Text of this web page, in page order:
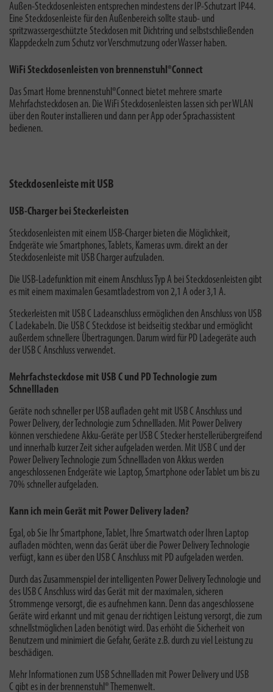
Außen-Steckdosenleisten entsprechen mindestens der IP-Schutzart IP44.
Eine Steckdosenleiste für den Außenbereich sollte staub- und
spritzwassergeschützte Steckdosen mit Dichtring und selbstschließenden
Klappdeckeln zum Schutz vor Verschmutzung oder Wasser haben.
WiFi Steckdosenleisten von brennenstuhl®Connect
Das Smart Home brennenstuhl®Connect bietet mehrere smarte
Mehrfachsteckdosen an. Die WiFi Steckdosenleisten lassen sich per WLAN
über den Router installieren und dann per App oder Sprachassistent
bedienen.
Steckdosenleiste mit USB
USB-Charger bei Steckerleisten
Steckdosenleisten mit einem USB-Charger bieten die Möglichkeit,
Endgeräte wie Smartphones, Tablets, Kameras uvm. direkt an der
Steckdosenleiste mit USB Charger aufzuladen.
Die USB-Ladefunktion mit einem Anschluss Typ A bei Steckdosenleisten gibt
es mit einem maximalen Gesamtladestrom von 2,1 A oder 3,1 A.
Steckerleisten mit USB C Ladeanschluss ermöglichen den Anschluss von USB
C Ladekabeln. Die USB C Steckdose ist beidseitig steckbar und ermöglicht
außerdem schnellere Übertragungen. Darum wird für PD Ladegeräte auch
der USB C Anschluss verwendet.
Mehrfachsteckdose mit USB C und PD Technologie zum
Schnellladen
Geräte noch schneller per USB aufladen geht mit USB C Anschluss und
Power Delivery, der Technologie zum Schnellladen. Mit Power Delivery
können verschiedene Akku-Geräte per USB C Stecker herstellerübergreifend
und innerhalb kurzer Zeit sicher aufgeladen werden. Mit USB C und der
Power Delivery Technologie zum Schnellladen von Akkus werden
angeschlossenen Endgeräte wie Laptop, Smartphone oder Tablet um bis zu
70% schneller aufgeladen.
Kann ich mein Gerät mit Power Delivery laden?
Egal, ob Sie Ihr Smartphone, Tablet, Ihre Smartwatch oder Ihren Laptop
aufladen möchten,wenn das Gerät über die Power Delivery Technologie
verfügt, kann es über den USB C Anschluss mit PD aufgeladen werden.
Durch das Zusammenspiel der intelligenten Power Delivery Technologie und
des USB C Anschluss wird das Gerät mit der maximalen, sicheren
Strommenge versorgt, die es aufnehmen kann. Denn das angeschlossene
Geräte wird erkannt und mit genau der richtigen Leistung versorgt, die zum
schnellstmöglichen Laden benötigt wird. Das erhöht die Sicherheit von
Benutzern und minimiert die Gefahr, Geräte z.B. durch zu viel Leistung zu
beschädigen.
Mehr Informationen zum USB Schnellladen mit Power Delivery und USB
C gibt es in der brennenstuhl® Themenwelt.